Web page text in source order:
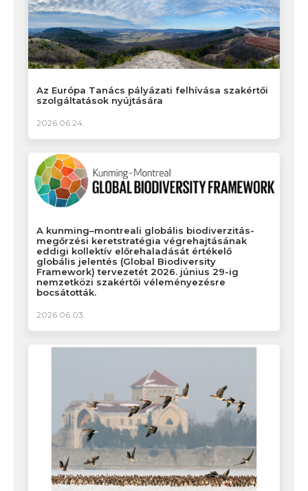
Az Európa Tanács pályázati felhívása szakértői
szolgáltatások nyújtására
2026.06.24.
A kunming–montreali globális biodiverzitás-
megőrzési keretstratégia végrehajtásának
eddigi kollektív előrehaladását értékelő
globális jelentés (Global Biodiversity
Framework) tervezetét 2026. június 29-ig
nemzetközi szakértői véleményezésre
bocsátották.
2026.06.03.